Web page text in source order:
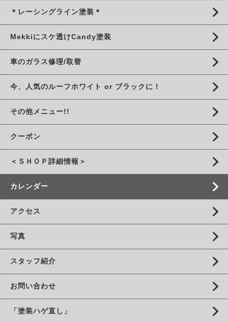
＊レーシングライン塗装＊
Mekkiにスケ透けCandy塗装
車のガラス修理/取替
今、人気のルーフホワイト or ブラックに！
その他メニュー!!
クーポン
＜ＳＨＯＰ詳細情報＞
カレンダー
アクセス
写真
スタッフ紹介
お問い合わせ
「塗装ハゲ直し」